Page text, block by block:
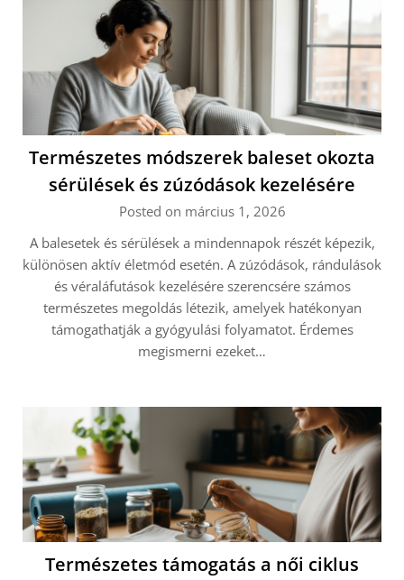
Természetes módszerek baleset okozta
sérülések és zúzódások kezelésére
Posted on március 1, 2026
A balesetek és sérülések a mindennapok részét képezik,
különösen aktív életmód esetén. A zúzódások, rándulások
és véraláfutások kezelésére szerencsére számos
természetes megoldás létezik, amelyek hatékonyan
támogathatják a gyógyulási folyamatot. Érdemes
megismerni ezeket…
Természetes támogatás a női ciklus